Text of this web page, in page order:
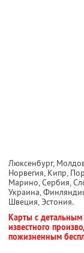
Люксенбург,
Норвегия, Кипр,
Марино, Сербия,
Украина,
Швеция, Эстония.
Карты с
известного
пожизненным